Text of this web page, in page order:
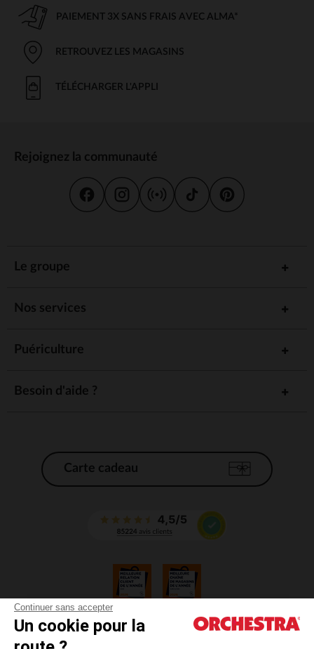
Continuer sans accepter
Un cookie pour la
PAIEMENT 3X SANS FRAIS AVEC ALMA*
RETROUVEZ LES MAGASINS
TÉLÉCHARGER L'APPLI
Rejoignez la communauté
Le groupe
Nos services
Puériculture
Besoin d'aide ?
Carte cadeau